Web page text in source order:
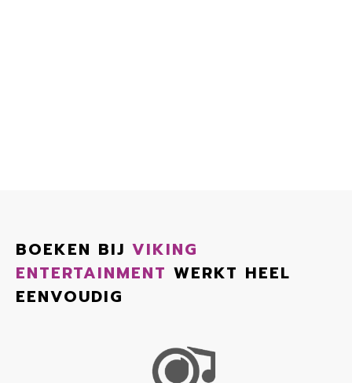
BOEKEN BIJ VIKING
ENTERTAINMENT WERKT HEEL
EENVOUDIG